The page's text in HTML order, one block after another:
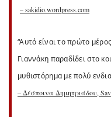
– sakidio.wordpress.com
“Αυτό είναι το πρώτο
Γιαννάκη παραδίδει στο
μυθιστόρημα με πολύ
– Δέσποινα Δημητριάδου,